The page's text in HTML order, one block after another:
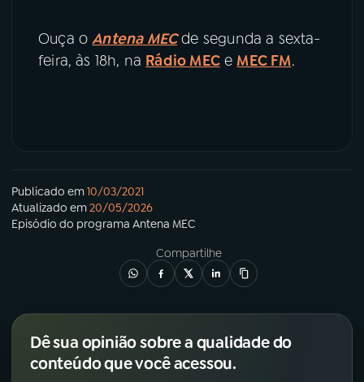
Ouça oAntena MECde segunda a sexta-
feira, às 18h, na Rádio MECe MEC FM.
Publicado em10/03/2021
Atualizado em20/05/2026
Episódio do programa Antena MEC
Compartilhe
Dê sua opinião sobre a qualidade do
conteúdo que você acessou.